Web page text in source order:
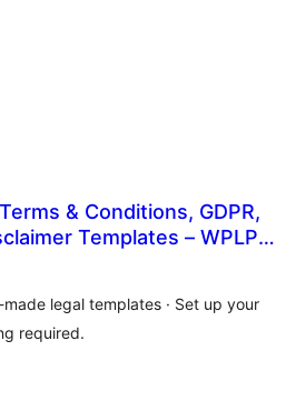
& Conditions, GDPR,
Templates – WPLP
legal templates · Set up your
required.